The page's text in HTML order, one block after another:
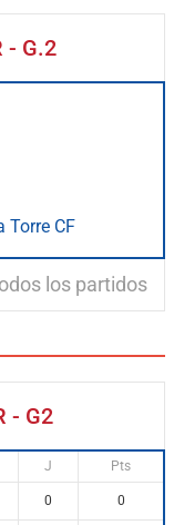
- G.2
Torre CF
los partidos
- G2
J Pts
0 0